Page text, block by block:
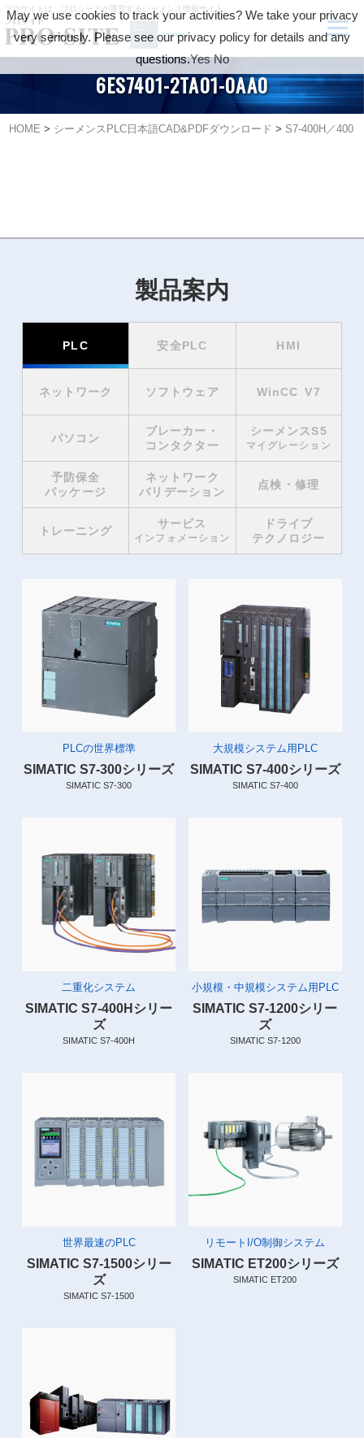
プロサイトは、プロシードが運営するシーメンス情報サイト
6ES7401-2TA01-0AA0
HOME > シーメンスPLC日本語CAD&PDFダウンロード > S7-400H／400
製品案内
PLC 安全PLC HMI
ネットワーク ソフトウェア WinCC V7
パソコン
ブレーカー・
コンタクター
シーメンスS5
マイグレーション
予防保全
パッケージ
ネットワーク
バリデーション
点検・修理
トレーニング
サービス
インフォメーション
ドライブ
テクノロジー
PLCの世界標準
SIMATIC S7-300シリーズ
SIMATIC S7-300
大規模システム用PLC
SIMATIC S7-400シリーズ
SIMATIC S7-400
二重化システム
SIMATIC S7-400Hシリー
ズ
SIMATIC S7-400H
小規模・中規模システム用PLC
SIMATIC S7-1200シリー
ズ
SIMATIC S7-1200
世界最速のPLC
SIMATIC S7-1500シリー
ズ
SIMATIC S7-1500
リモートI/O制御システム
SIMATIC ET200シリーズ
SIMATIC ET200
May we use cookies to track your activities? We take your privacy
very seriously. Please see our privacy policy for details and any
questions.Yes No